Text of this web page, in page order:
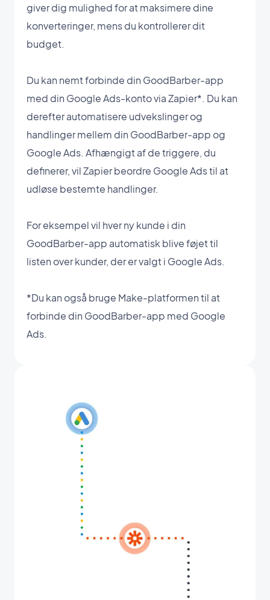
giver dig mulighed for at maksimere dine
konverteringer, mens du kontrollerer dit
budget.
Du kan nemt forbinde din GoodBarber-app
med din Google Ads-konto via Zapier*. Du kan
derefter automatisere udvekslinger og
handlinger mellem din GoodBarber-app og
Google Ads. Afhængigt af de triggere, du
definerer, vil Zapier beordre Google Ads til at
udløse bestemte handlinger.
For eksempel vil hver ny kunde i din
GoodBarber-app automatisk blive føjet til
listen over kunder, der er valgt i Google Ads.
*Du kan også bruge Make-platformen til at
forbinde din GoodBarber-app med Google
Ads.